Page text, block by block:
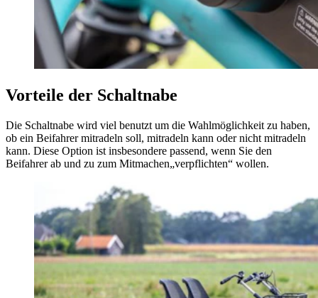
Vorteile der Schaltnabe
Die Schaltnabe wird viel benutzt um die Wahlmöglichkeit zu haben,
ob ein Beifahrer mitradeln soll, mitradeln kann oder nicht mitradeln
kann. Diese Option ist insbesondere passend, wenn Sie den
Beifahrer ab und zu zum Mitmachen„verpflichten“ wollen.